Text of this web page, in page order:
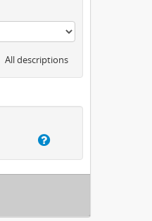
All descriptions